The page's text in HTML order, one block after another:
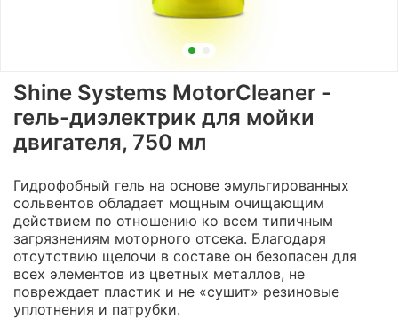
Shine Systems MotorCleaner -
гель-диэлектрик для мойки
двигателя, 750 мл
Гидрофобный гель на основе эмульгированных
сольвентов обладает мощным очищающим
действием по отношению ко всем типичным
загрязнениям моторного отсека. Благодаря
отсутствию щелочи в составе он безопасен для
всех элементов из цветных металлов, не
повреждает пластик и не «сушит» резиновые
уплотнения и патрубки.